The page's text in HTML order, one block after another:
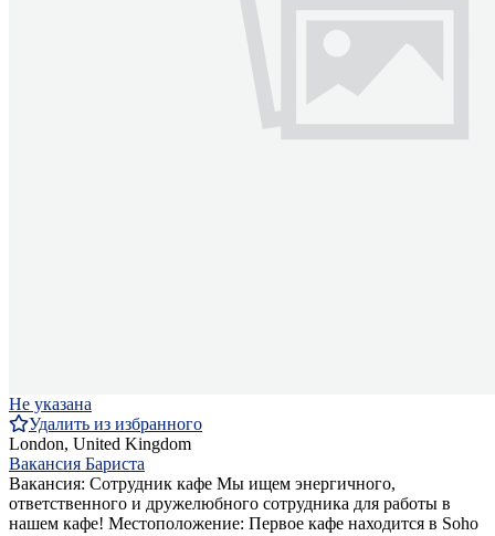
Не указана
Удалить из избранного
London, United Kingdom
Вакансия Бариста
Вакансия: Сотрудник кафе Мы ищем энергичного,
ответственного и дружелюбного сотрудника для работы в
нашем кафе! Местоположение: Первое кафе находится в Soho